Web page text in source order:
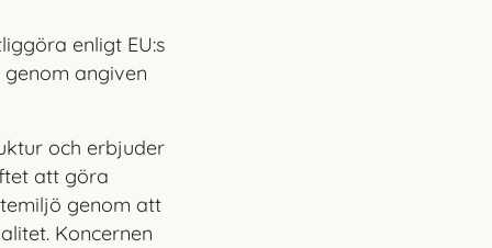
enligt EU:s
angiven
och erbjuder
att göra
genom att
Koncernen